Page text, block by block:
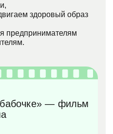
здоровый образ
предпринимателям
— фильм